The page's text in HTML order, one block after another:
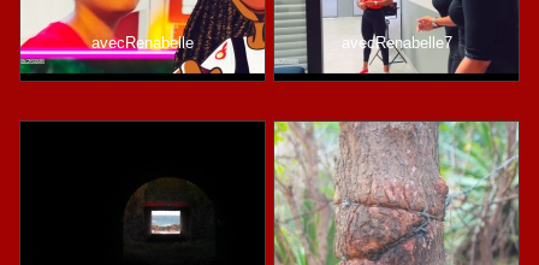
avecRenabelle avecRenabelle7